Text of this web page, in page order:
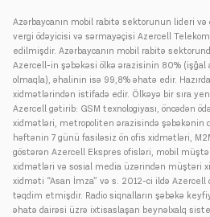
Azərbaycanın mobil rabitə sektorunun lideri
vergi ödəyicisi və sərmayəçisi Azercell
edilmişdir. Azərbaycanın mobil rabitə
Azercell-in şəbəkəsi ölkə ərazisinin 80% (işğal
olmaqla), əhalinin isə 99,8% əhatə edir.
xidmətlərindən istifadə edir. Ölkəyə bir sıra
Azercell gətirib: GSM texnologiyası, öncədən
xidmətləri, metropoliten ərazisində şəbəkənin
həftənin 7 günü fasiləsiz ön ofis xidmətləri,
göstərən Azercell Ekspres ofisləri, mobil
xidmətləri və sosial media üzərindən müştəri
xidməti “Asan İmza” və s. 2012-ci ildə
təqdim etmişdir. Radio siqnalların şəbəkə
əhatə dairəsi üzrə ixtisaslaşan beynəlxalq